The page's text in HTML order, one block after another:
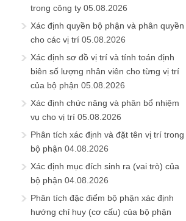
trong công ty 05.08.2026
Xác định quyền bộ phận và phân quyền
cho các vị trí 05.08.2026
Xác định sơ đồ vị trí và tính toán định
biên số lượng nhân viên cho từng vị trí
của bộ phận 05.08.2026
Xác định chức năng và phân bổ nhiệm
vụ cho vị trí 05.08.2026
Phân tích xác định và đặt tên vị trí trong
bộ phận 04.08.2026
Xác định mục đích sinh ra (vai trò) của
bộ phận 04.08.2026
Phân tích đặc điểm bộ phận xác định
hướng chỉ huy (cơ cấu) của bộ phận